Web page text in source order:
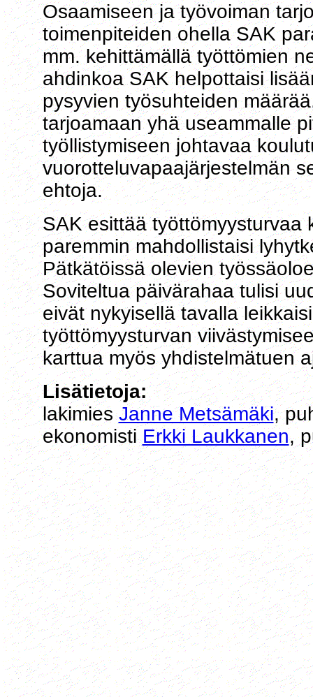
Osaamiseen ja työvoiman
toimenpiteiden ohella SAK
mm. kehittämällä työttömien
ahdinkoa SAK helpottaisi
pysyvien työsuhteiden
tarjoamaan yhä useammalle
työllistymiseen johtavaa
vuorotteluvapaajärjestelmän
ehtoja.
SAK esittää työttömyysturvaa
paremmin mahdollistaisi
Pätkätöissä olevien
Soviteltua päivärahaa tulisi
eivät nykyisellä tavalla
työttömyysturvan
karttua myös yhdistelmätuen
Lisätietoja:
lakimiesJanne Metsämäki,
ekonomistiErkki Laukkanen,